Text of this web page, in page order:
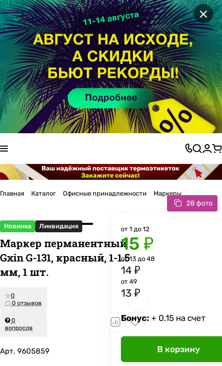
×
Главная Каталог Офисные принадлежности Маркеры
28 фото
Новинка Ликвидация
Маркер перманентный
Gxin G-131, красный, 1-1.5
мм, 1 шт.
0
0 отзывов
0
вопросов
Арт. 9605859
от 1 до 12
15 ₽
от 13 до 48
14 ₽
от 49
13 ₽
Бонус: + 0.15 на счет
В корзину